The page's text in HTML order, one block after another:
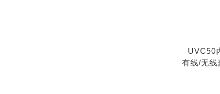
UVC50
有线/无线